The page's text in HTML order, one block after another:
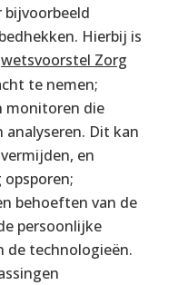
Hierbij is
wetsvoorstel Zorg
te nemen;
monitoren die
Dit kan
en
behoeften van de
persoonlijke
de technologieën.